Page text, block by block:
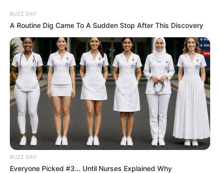
BUZZ DAY
A Routine Dig Came To A Sudden Stop After This Discovery
BUZZ DAY
Everyone Picked #3... Until Nurses Explained Why